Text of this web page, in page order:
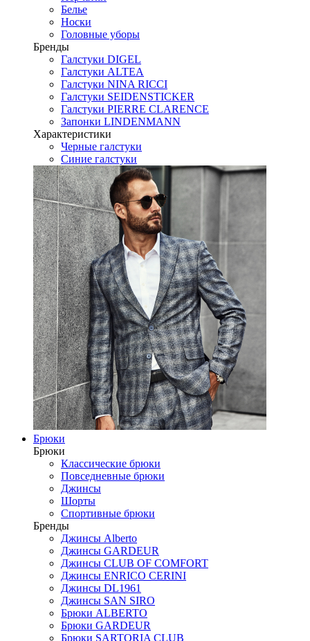
Белье
Носки
Головные уборы
Бренды
Галстуки DIGEL
Галстуки ALTEA
Галстуки NINA RICCI
Галстуки SEIDENSTICKER
Галстуки PIERRE CLARENCE
Запонки LINDENMANN
Характеристики
Черные галстуки
Синие галстуки
Брюки
Брюки
Классические брюки
Повседневные брюки
Джинсы
Шорты
Спортивные брюки
Бренды
Джинсы Alberto
Джинсы GARDEUR
Джинсы CLUB OF COMFORT
Джинсы ENRICO CERINI
Джинсы DL1961
Джинсы SAN SIRO
Брюки ALBERTO
Брюки GARDEUR
Брюки SARTORIA CLUB